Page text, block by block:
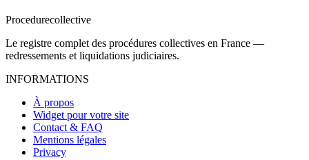
Procedurecollective
Le registre complet des procédures collectives en France —
redressements et liquidations judiciaires.
INFORMATIONS
À propos
Widget pour votre site
Contact & FAQ
Mentions légales
Privacy